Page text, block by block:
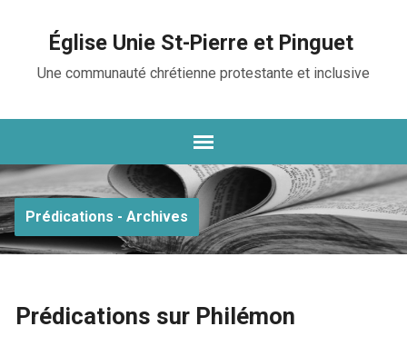
Église Unie St-Pierre et Pinguet
Une communauté chrétienne protestante et inclusive
Prédications - Archives
Prédications sur Philémon